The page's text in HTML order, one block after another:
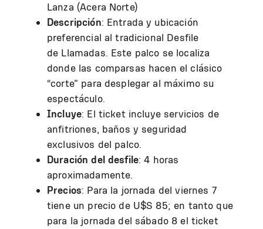
Lanza (Acera Norte)
Descripción: Entrada y ubicación
preferencial al tradicional Desfile
de Llamadas. Este palco se localiza
donde las comparsas hacen el clásico
“corte” para desplegar al máximo su
espectáculo.
Incluye: El ticket incluye servicios de
anfitriones, baños y seguridad
exclusivos del palco.
Duración del desfile: 4 horas
aproximadamente.
Precios: Para la jornada del viernes 7
tiene un precio de U$S 85; en tanto que
para la jornada del sábado 8 el ticket